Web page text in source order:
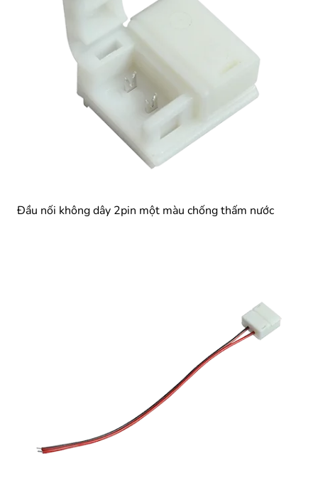
Đầu nối không dây 2pin một màu chống thấm nước